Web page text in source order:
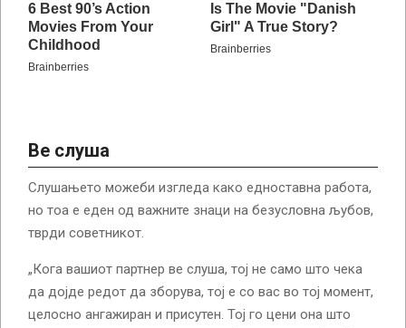
Ве слуша
Слушањето можеби изгледа како едноставна работа,
но тоа е еден од важните знаци на безусловна љубов,
тврди советникот.
„Кога вашиот партнер ве слуша, тој не само што чека
да дојде редот да зборува, тој е со вас во тој момент,
целосно ангажиран и присутен. Тој го цени она што